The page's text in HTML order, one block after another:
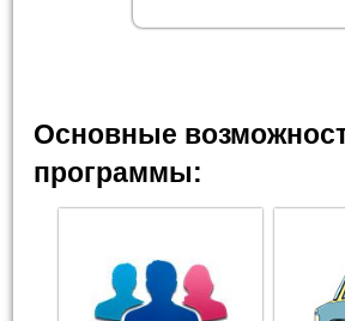
Основные
программы: